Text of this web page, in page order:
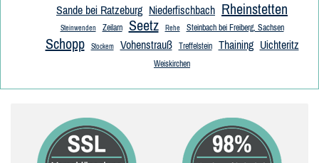
Sande bei Ratzeburg Niederfischbach Rheinstetten
Steinwenden Zeilarn Seetz Rehe Steinbach bei Freiberg, Sachsen
Schopp Stockem Vohenstrauß Treffelstein Thaining Uichteritz
Weiskirchen